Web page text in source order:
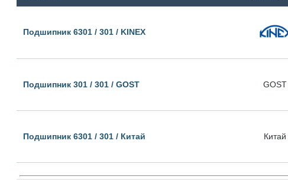
Подшипник 6301 / 301 / KINEX
Подшипник 301 / 301 / GOST GOST
Подшипник 6301 / 301 / Китай Китай